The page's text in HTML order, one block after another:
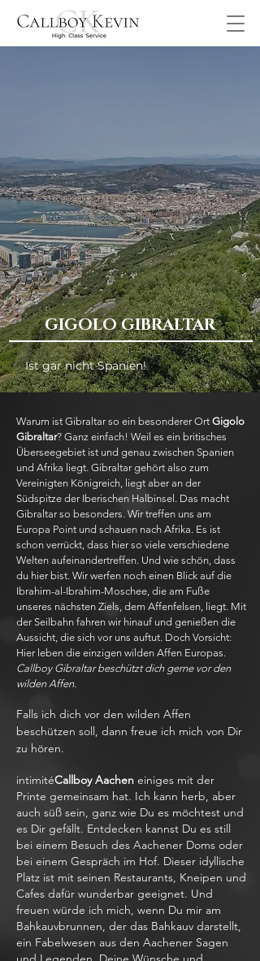
GIGOLO GIBRALTAR
Ist gar nicht Spanien!
Warum ist Gibraltar so ein besonderer Ort Gigolo
Gibraltar? Ganz einfach! Weil es ein britisches
Überseegebiet ist und genau zwischen Spanien
und Afrika liegt. Gibraltar gehört also zum
Vereinigten Königreich, liegt aber an der
Südspitze der Iberischen Halbinsel. Das macht
Gibraltar so besonders. Wir treffen uns am
Europa Point und schauen nach Afrika. Es ist
schon verrückt, dass hier so viele verschiedene
Welten aufeinandertreffen. Und wie schön, dass
du hier bist. Wir werfen noch einen Blick auf die
Ibrahim-al-Ibrahim-Moschee, die am Fuße
unseres nächsten Ziels, dem Affenfelsen, liegt. Mit
der Seilbahn fahren wir hinauf und genießen die
Aussicht, die sich vor uns auftut. Doch Vorsicht:
Hier leben die einzigen wilden Affen Europas.
Callboy Gibraltar beschützt dich gerne vor den
wilden Affen.
Falls ich dich vor den wilden Affen
beschützen soll, dann freue ich mich von Dir
zu hören.
intimitéCallboy Aachen einiges mit der
Printe gemeinsam hat. Ich kann herb, aber
auch süß sein, ganz wie Du es möchtest und
es Dir gefällt. Entdecken kannst Du es still
bei einem Besuch des Aachener Doms oder
bei einem Gespräch im Hof. Dieser idyllische
Platz ist mit seinen Restaurants, Kneipen und
Cafes dafür wunderbar geeignet. Und
freuen würde ich mich, wenn Du mir am
Bahkauvbrunnen, der das Bahkauv darstellt,
ein Fabelwesen aus den Aachener Sagen